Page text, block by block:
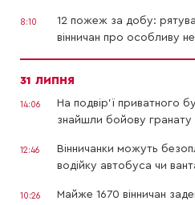
8:10
12 пожеж за добу:
вінничан про особливу
31 ЛИПНЯ
14:06
На подвір’ї приватного
знайшли бойову гранату
12:46
Вінничанки можуть
водійку автобуса чи
10:26
Майже 1670 вінничан